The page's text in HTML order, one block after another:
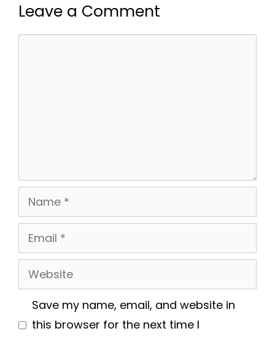
Leave a Comment
Name
Email
Website
Save my name, email, and website in
this browser for the next time I